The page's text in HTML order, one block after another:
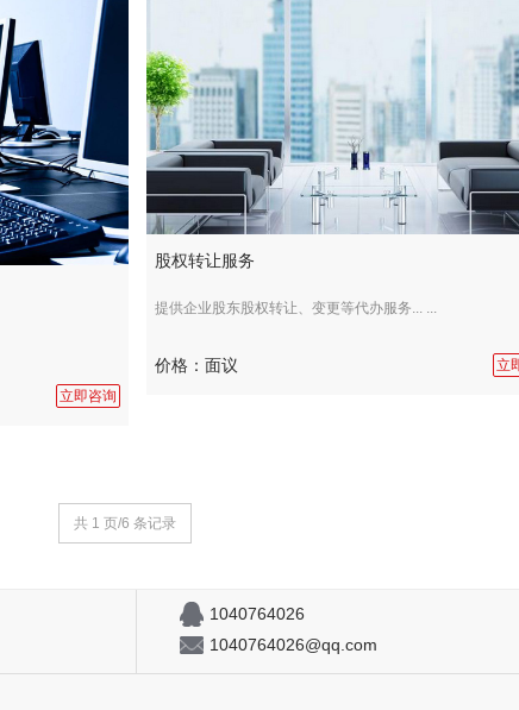
立即咨询
股权转让服务
提供企业股东股权转让、变更等代办服务... ...
价格：面议 立
共 1 页/6 条记录
1040764026
1040764026@qq.com